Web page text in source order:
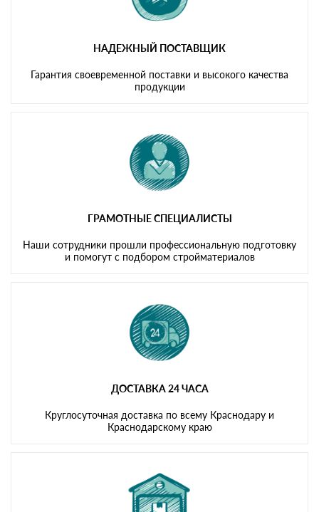
НАДЕЖНЫЙ ПОСТАВЩИК
Гарантия своевременной поставки и высокого качества
продукции
ГРАМОТНЫЕ СПЕЦИАЛИСТЫ
Наши сотрудники прошли профессиональную подготовку
и помогут с подбором стройматериалов
ДОСТАВКА 24 ЧАСА
Круглосуточная доставка по всему Краснодару и
Краснодарскому краю